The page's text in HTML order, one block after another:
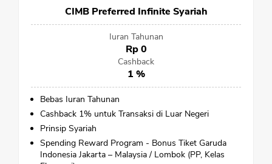
CIMB Preferred Infinite Syariah
Iuran Tahunan
Rp 0
Cashback
1 %
Bebas Iuran Tahunan
Cashback 1% untuk Transaksi di Luar Negeri
Prinsip Syariah
Spending Reward Program - Bonus Tiket Garuda
Indonesia Jakarta – Malaysia / Lombok (PP, Kelas